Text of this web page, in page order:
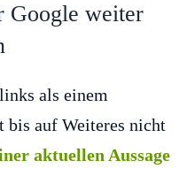
Google weiter
als einem
auf Weiteres nicht
aktuellen Aussage